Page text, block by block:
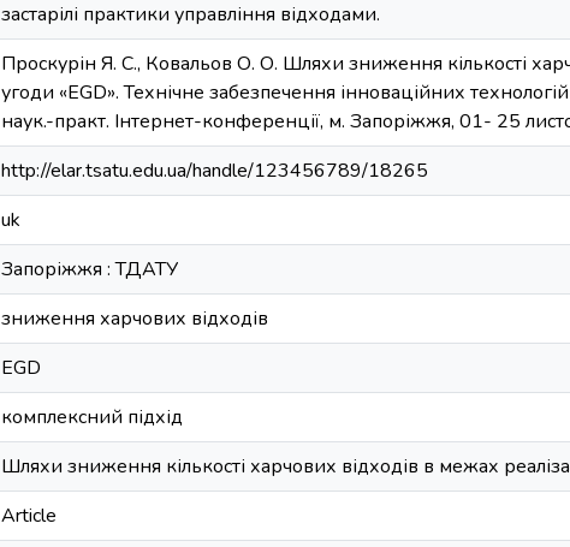
застарілі практики управління відходами.
Проскурін Я. С., Ковальов О. О. Шляхи зниження кількості
угоди «EGD». Технічне забезпечення інноваційних
наук.-практ. Інтернет-конференції, м. Запоріжжя, 01- 25
http://elar.tsatu.edu.ua/handle/123456789/18265
uk
Запоріжжя : ТДАТУ
зниження харчових відходів
EGD
комплексний підхід
Шляхи зниження кількості харчових відходів в межах
Article